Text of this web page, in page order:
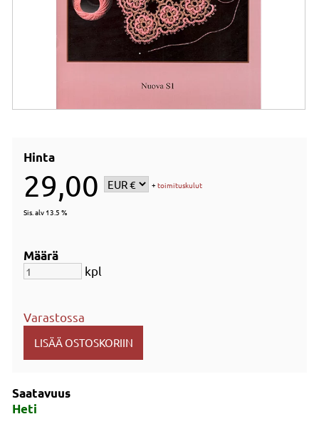
Hinta
29,00 +toimituskulut
Sis. alv 13.5 %
Määrä
kpl
Varastossa
Saatavuus
Heti